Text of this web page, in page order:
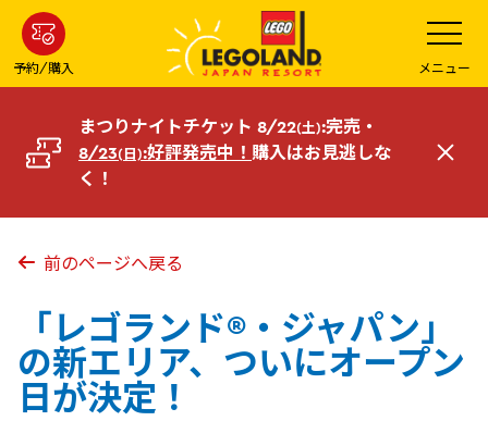
ン
コ
へ
予約/購入
メ
ニ
ュ
ー
を
開
メニュー
まつりナイトチケット 8/22(土):完売・
8/23(日):好評発売中！ 購入はお見逃しな
く！
閉
前のページへ戻る
「レゴランド®・ジャパン」
の新エリア、ついにオープン
日が決定！